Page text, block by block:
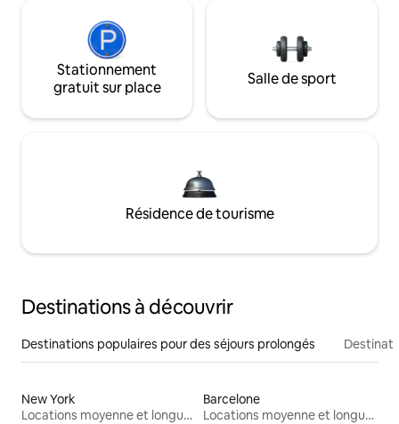
Stationnement
gratuit sur place
Salle de sport
Résidence de tourisme
Destinations à découvrir
Destinations populaires pour des séjours prolongés
New York
Locations moyenne et longue durée
Barcelone
Locations moyenne et longue durée